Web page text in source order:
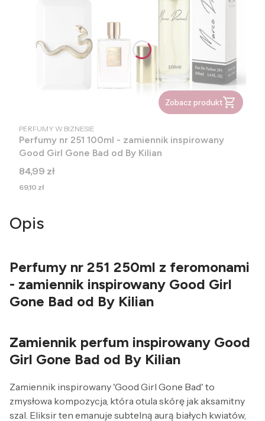
Zobacz produkt
PRODUCENT
PERFUMY W BIZNESIE
Perfumy nr 251 100ml - zamiennik inspirowany
Good Girl Gone Bad od By Kilian
Cena
84,99 zł
Cena
69,10 zł
Opis
Perfumy nr 251 250ml z feromonami
- zamiennik inspirowany Good Girl
Gone Bad od By Kilian
Zamiennik perfum inspirowany Good
Girl Gone Bad od By Kilian
Zamiennik inspirowany 'Good Girl Gone Bad' to
zmysłowa kompozycja, która otula skórę jak aksamitny
szal. Eliksir ten emanuje subtelną aurą białych kwiatów,